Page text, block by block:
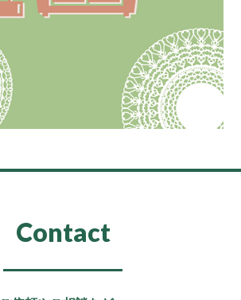
Contact